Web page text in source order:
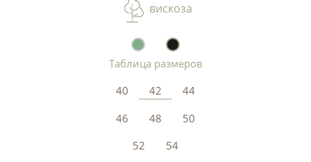
вискоза
Таблица размеров
40
42
44
46
48
50
52
54